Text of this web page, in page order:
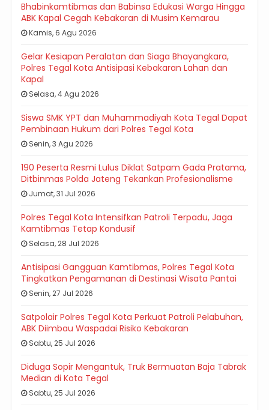
Bhabinkamtibmas dan Babinsa Edukasi Warga Hingga
ABK Kapal Cegah Kebakaran di Musim Kemarau
Kamis, 6 Agu 2026
Gelar Kesiapan Peralatan dan Siaga Bhayangkara,
Polres Tegal Kota Antisipasi Kebakaran Lahan dan
Kapal
Selasa, 4 Agu 2026
Siswa SMK YPT dan Muhammadiyah Kota Tegal Dapat
Pembinaan Hukum dari Polres Tegal Kota
Senin, 3 Agu 2026
190 Peserta Resmi Lulus Diklat Satpam Gada Pratama,
Ditbinmas Polda Jateng Tekankan Profesionalisme
Jumat, 31 Jul 2026
Polres Tegal Kota Intensifkan Patroli Terpadu, Jaga
Kamtibmas Tetap Kondusif
Selasa, 28 Jul 2026
Antisipasi Gangguan Kamtibmas, Polres Tegal Kota
Tingkatkan Pengamanan di Destinasi Wisata Pantai
Senin, 27 Jul 2026
Satpolair Polres Tegal Kota Perkuat Patroli Pelabuhan,
ABK Diimbau Waspadai Risiko Kebakaran
Sabtu, 25 Jul 2026
Diduga Sopir Mengantuk, Truk Bermuatan Baja Tabrak
Median di Kota Tegal
Sabtu, 25 Jul 2026